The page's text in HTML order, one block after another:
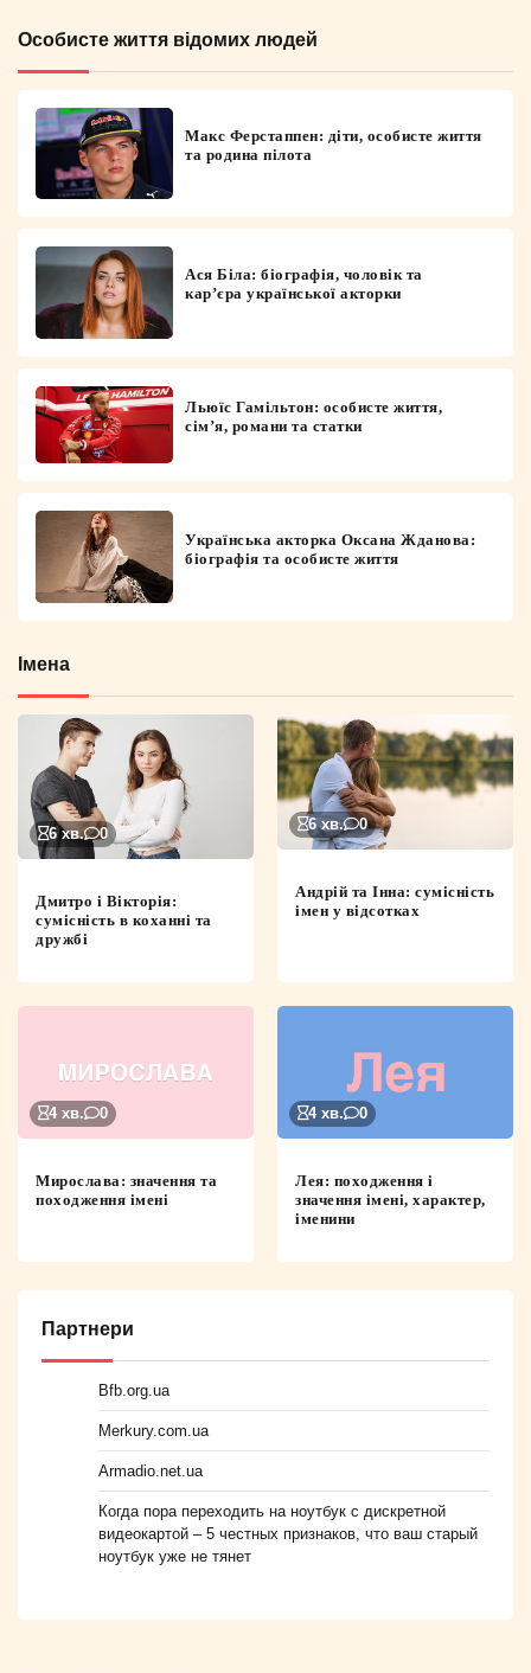
Особисте життя відомих людей
Макс Ферстаппен: діти, особисте життя
та родина пілота
Ася Біла: біографія, чоловік та
кар’єра української акторки
Льюїс Гамільтон: особисте життя,
сім’я, романи та статки
Українська акторка Оксана Жданова:
біографія та особисте життя
Імена
6 хв. 0
Дмитро і Вікторія:
сумісність в коханні та
дружбі
6 хв. 0
Андрій та Інна: сумісність
імен у відсотках
4 хв. 0
Мирослава: значення та
походження імені
4 хв. 0
Лея: походження і
значення імені, характер,
іменини
Партнери
Bfb.org.ua
Merkury.com.ua
Armadio.net.ua
Когда пора переходить на ноутбук с дискретной
видеокартой – 5 честных признаков, что ваш старый
ноутбук уже не тянет